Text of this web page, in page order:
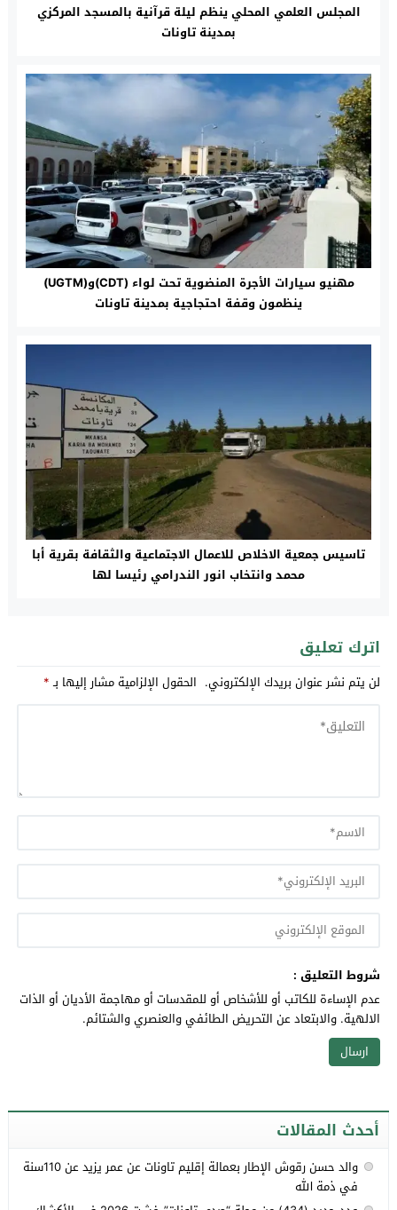
المجلس العلمي المحلي ينظم ليلة قرآنية بالمسجد المركزي
بمدينة تاونات‎
مهنيو سيارات الأجرة المنضوية تحت لواء (CDT)و(UGTM)
ينظمون وقفة احتجاجية بمدينة تاونات
تاسيس جمعية الاخلاص للاعمال الاجتماعية والثقافة بقرية أبا
محمد وانتخاب انور الندرامي رئيسا لها
اترك تعليق
لن يتم نشر عنوان بريدك الإلكتروني. الحقول الإلزامية مشار إليها بـ*
شروط التعليق :
عدم الإساءة للكاتب أو للأشخاص أو للمقدسات أو مهاجمة الأديان أو الذات
الالهية. والابتعاد عن التحريض الطائفي والعنصري والشتائم.
أحدث المقالات
والد حسن رقوش الإطار بعمالة إقليم تاونات عن عمر يزيد عن 110سنة
في ذمة الله